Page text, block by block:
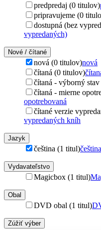
predpredaj (0 titulov)
pripravujeme (0
dostupná (bez
vypredaných)
Nové / čítané
nová (0 titulov)nová
čítaná (0 titulov)
čítaná - výborný
čítaná - mierne
opotrebovaná
čítané verzie
vypredaných kníh
Jazyk
čeština (1 titul)čeština
Vydavateľstvo
Magicbox (1 titul)
Obal
DVD obal (1 titul)
Zúžiť výber